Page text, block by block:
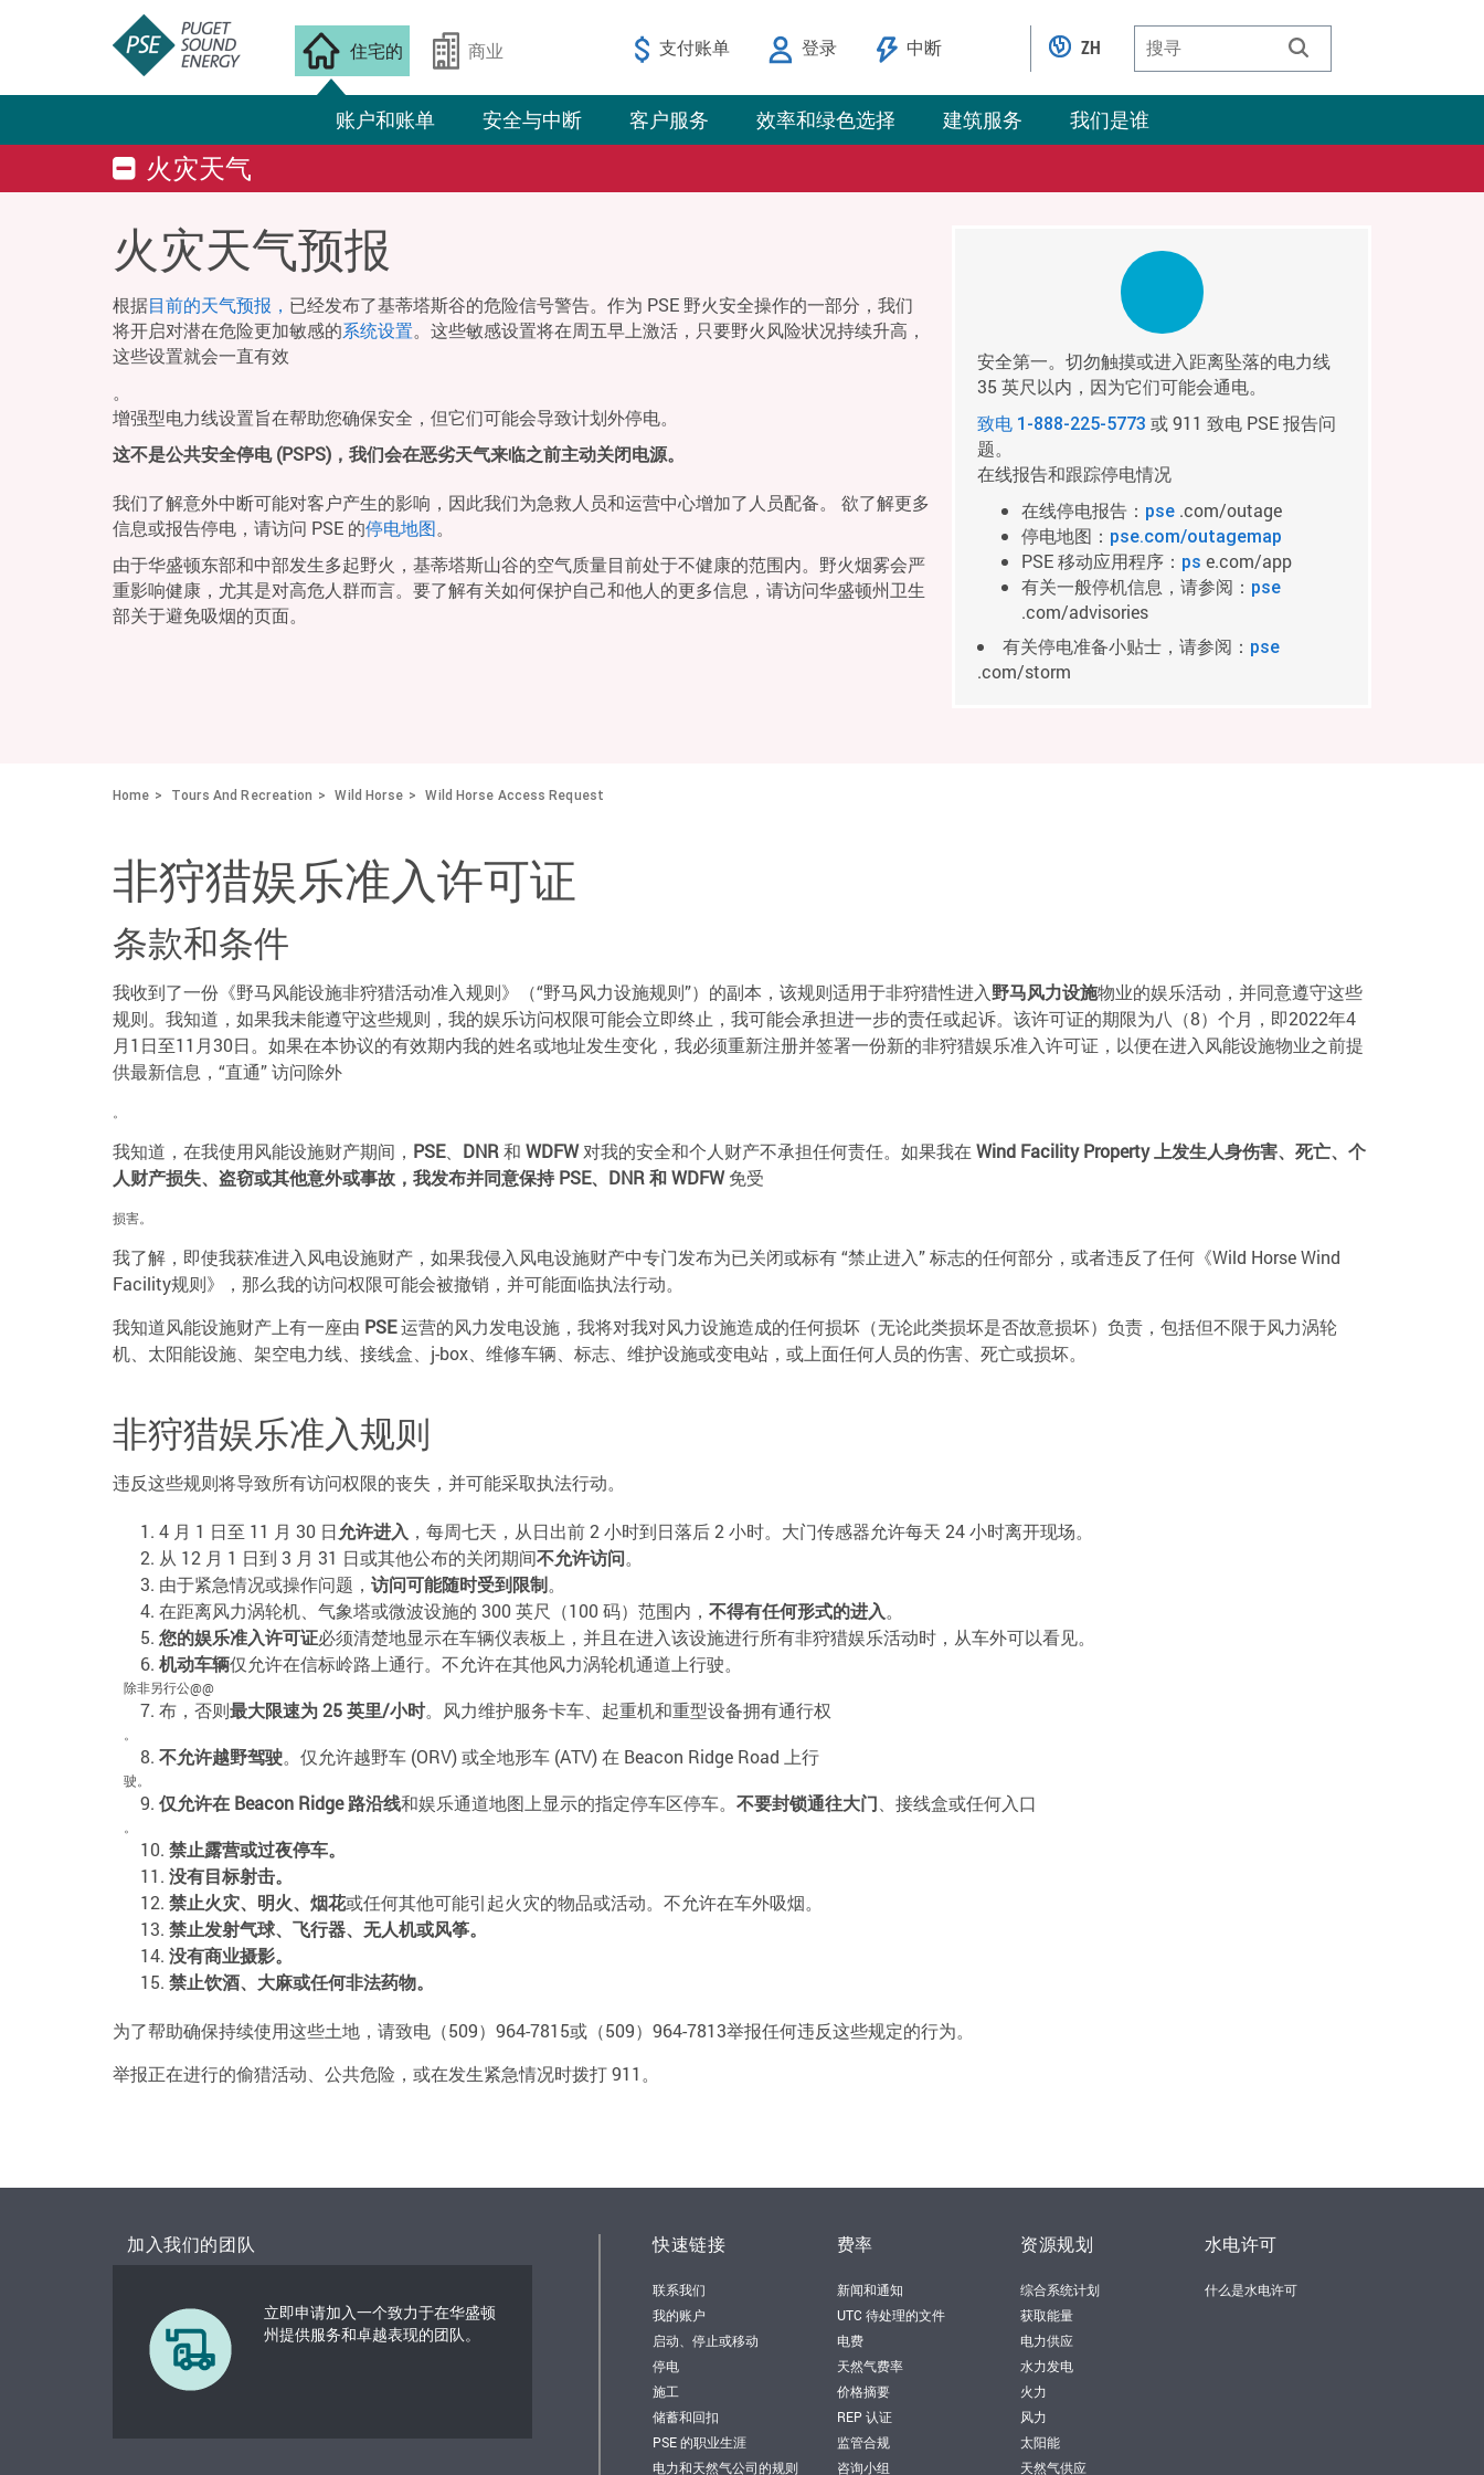
住宅的
账户和账单 安全与中断 客户服务 效率和绿色选择 建筑服务 我们是谁
商业 支付账单 登录 中断 ZH
火灾天气
火灾天气预报
根据目前的天气预报， 已经发布了基蒂塔斯谷的危险信号警告。作为 PSE 野火安全操作的一部分，我们
将开启对潜在危险更加敏感的系统设置。这些敏感设置将在周五早上激活，只要野火风险状况持续升高，
这些设置就会一直有效
。
增强型电力线设置旨在帮助您确保安全，但它们可能会导致计划外停电。
这不是公共安全停电 (PSPS)，我们会在恶劣天气来临之前主动关闭电源。
我们了解意外中断可能对客户产生的影响，因此我们为急救人员和运营中心增加了人员配备。 欲了解更多
信息或报告停电，请访问 PSE 的停电地图。
由于华盛顿东部和中部发生多起野火，基蒂塔斯山谷的空气质量目前处于不健康的范围内。野火烟雾会严
重影响健康，尤其是对高危人群而言。要了解有关如何保护自己和他人的更多信息，请访问华盛顿州卫生
部关于避免吸烟的页面。
安全第一。切勿触摸或进入距离坠落的电力线
35 英尺以内，因为它们可能会通电。
致电 1-888-225-5773 或 911 致电 PSE 报告问
题。
在线报告和跟踪停电情况
在线停电报告： pse .com/outage
停电地图： pse.com/outagemap
PSE 移动应用程序： ps e.com/app
有关一般停机信息，请参阅： pse
.com/advisories
有关停电准备小贴士，请参阅： pse
.com/storm
Home Tours And Recreation Wild Horse Wild Horse Access Request
非狩猎娱乐准入许可证
条款和条件
我收到了一份《野马风能设施非狩猎活动准入规则》（“野马风力设施规则”）的副本，该规则适用于非狩猎性进入野马风力设施物业的娱乐活动，并同意遵守这些
规则。我知道，如果我未能遵守这些规则，我的娱乐访问权限可能会立即终止，我可能会承担进一步的责任或起诉。该许可证的期限为八（8）个月，即2022年4
月1日至11月30日。如果在本协议的有效期内我的姓名或地址发生变化，我必须重新注册并签署一份新的非狩猎娱乐准入许可证，以便在进入风能设施物业之前提
供最新信息，“直通” 访问除外
。
我知道，在我使用风能设施财产期间， PSE、 DNR 和 WDFW对我的安全和个人财产不承担任何责任。如果我在 Wind Facility Property 上发生人身伤害、死亡、个
人财产损失、盗窃或其他意外或事故，我发布并同意保持 PSE、 DNR 和 WDFW免受
损害。
我了解，即使我获准进入风电设施财产，如果我侵入风电设施财产中专门发布为已关闭或标有 “禁止进入” 标志的任何部分，或者违反了任何《Wild Horse Wind
Facility规则》，那么我的访问权限可能会被撤销，并可能面临执法行动。
我知道风能设施财产上有一座由 PSE运营的风力发电设施，我将对我对风力设施造成的任何损坏（无论此类损坏是否故意损坏）负责，包括但不限于风力涡轮
机、太阳能设施、架空电力线、接线盒、j-box、维修车辆、标志、维护设施或变电站，或上面任何人员的伤害、死亡或损坏。
非狩猎娱乐准入规则
违反这些规则将导致所有访问权限的丧失，并可能采取执法行动。
4 月 1 日至 11 月 30 日允许进入 ，每周七天，从日出前 2 小时到日落后 2 小时。大门传感器允许每天 24 小时离开现场。
从 12 月 1 日到 3 月 31 日或其他公布的关闭期间不允许访问。
由于紧急情况或操作问题， 访问可能随时受到限制。
在距离风力涡轮机、气象塔或微波设施的 300 英尺（100 码）范围内， 不得有任何形式的进入。
您的娱乐准入许可证必须清楚地显示在车辆仪表板上，并且在进入该设施进行所有非狩猎娱乐活动时，从车外可以看见。
机动车辆仅允许在信标岭路上通行。不允许在其他风力涡轮机通道上行驶。
除非另行公@@
布，否则最大限速为 25 英里/小时。风力维护服务卡车、起重机和重型设备拥有通行权
。
不允许越野驾驶。仅允许越野车 (ORV) 或全地形车 (ATV) 在 Beacon Ridge Road 上行
驶。
仅允许在 Beacon Ridge 路沿线和娱乐通道地图上显示的指定停车区停车。 不要封锁通往大门 、接线盒或任何入口
。
禁止露营或过夜停车。
没有目标射击。
禁止火灾、明火、烟花或任何其他可能引起火灾的物品或活动。不允许在车外吸烟。
禁止发射气球、飞行器、无人机或风筝。
没有商业摄影。
禁止饮酒、大麻或任何非法药物。
为了帮助确保持续使用这些土地，请致电（509）964-7815或（509）964-7813举报任何违反这些规定的行为。
举报正在进行的偷猎活动、公共危险，或在发生紧急情况时拨打 911。
加入我们的团队
立即申请加入一个致力于在华盛顿
州提供服务和卓越表现的团队。
快速链接
联系我们
我的账户
启动、停止或移动
停电
施工
储蓄和回扣
PSE 的职业生涯
电力和天然气公司的规则
费率
新闻和通知
UTC 待处理的文件
电费
天然气费率
价格摘要
REP 认证
监管合规
咨询小组
资源规划
综合系统计划
获取能量
电力供应
水力发电
火力
风力
太阳能
天然气供应
水电许可
什么是水电许可